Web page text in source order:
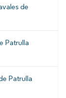
de
Patrulla
Patrulla